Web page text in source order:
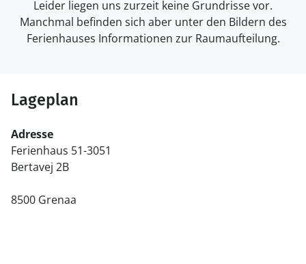
Leider liegen uns zurzeit keine Grundrisse vor.
Manchmal befinden sich aber unter den Bildern des
Ferienhauses Informationen zur Raumaufteilung.
Lageplan
Adresse
Ferienhaus 51-3051
Bertavej 2B
8500 Grenaa